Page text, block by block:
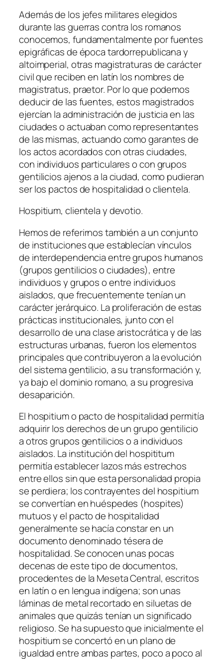
Además de los jefes militares elegidos
durante las guerras contra los romanos
conocemos, fundamentalmente por fuentes
epigráficas de época tardorrepublicana y
altoimperial, otras magistraturas de carácter
civil que reciben en latín los nombres de
magistratus, praetor. Por lo que podemos
deducir de las fuentes, estos magistrados
ejercían la administración de justicia en las
ciudades o actuaban como representantes
de las mismas, actuando como garantes de
los actos acordados con otras ciudades,
con individuos particulares o con grupos
gentilicios ajenos a la ciudad, como pudieran
ser los pactos de hospitalidad o clientela.
Hospitium, clientela y devotio.
Hemos de referirnos también a un conjunto
de instituciones que establecían vínculos
de interdependencia entre grupos humanos
(grupos gentilicios o ciudades), entre
individuos y grupos o entre individuos
aislados, que frecuentemente tenían un
carácter jerárquico. La proliferación de estas
prácticas institucionales, junto con el
desarrollo de una clase aristocrática y de las
estructuras urbanas, fueron los elementos
principales que contribuyeron a la evolución
del sistema gentilicio, a su transformación y,
ya bajo el dominio romano, a su progresiva
desaparición.
El hospitium o pacto de hospitalidad permitía
adquirir los derechos de un grupo gentilicio
a otros grupos gentilicios o a individuos
aislados. La institución del hospititum
permitía establecer lazos más estrechos
entre ellos sin que esta personalidad propia
se perdiera; los contrayentes del hospitium
se convertían en huéspedes (hospites)
mutuos y el pacto de hospitalidad
generalmente se hacía constar en un
documento denominado tésera de
hospitalidad. Se conocen unas pocas
decenas de este tipo de documentos,
procedentes de la Meseta Central, escritos
en latín o en lengua indígena; son unas
láminas de metal recortado en siluetas de
animales que quizás tenían un significado
religioso. Se ha supuesto que inicialmente el
hospitium se concertó en un plano de
igualdad entre ambas partes, poco a poco al